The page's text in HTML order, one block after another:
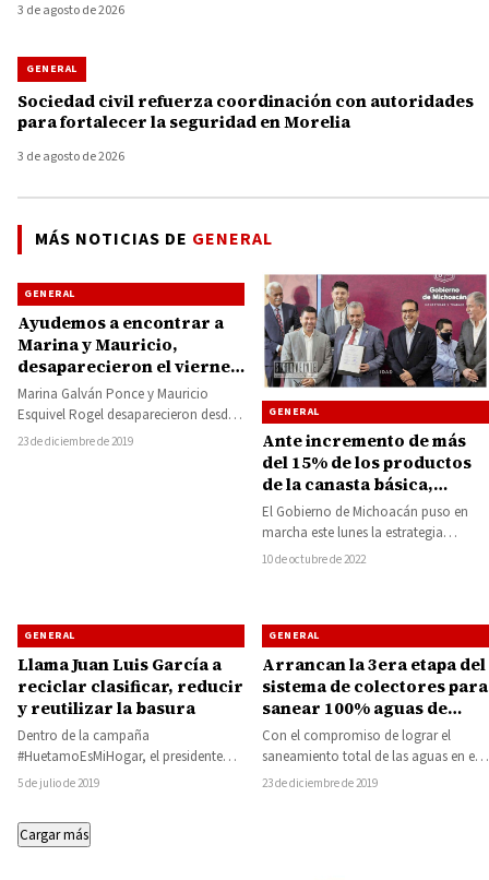
3 de agosto de 2026
GENERAL
Sociedad civil refuerza coordinación con autoridades
para fortalecer la seguridad en Morelia
3 de agosto de 2026
MÁS NOTICIAS DE GENERAL
GENERAL
Ayudemos a encontrar a
Marina y Mauricio,
desaparecieron el viernes
en Ciudad Altamirano
Marina Galván Ponce y Mauricio
Esquivel Rogel desaparecieron desde
el pasado viernes. La pareja de novios
23 de diciembre de 2019
GENERAL
Ante incremento de más
del 15% de los productos
de la canasta básica,
Alfredo Ramírez Bedolla
firmó acuerdo de
colaboración con el sector
El Gobierno de Michoacán puso en
marcha este lunes la estrategia
Michoacán sin Carestía, en un
10 de octubre de 2022
GENERAL
Llama Juan Luis García a
reciclar clasificar, reducir
y reutilizar la basura
Dentro de la campaña
#HuetamoEsMiHogar, el presidente
municipal de Huetamo Juan Luis
los…
5 de julio de 2019
GENERAL
Arrancan la 3era etapa del
sistema de colectores para
sanear 100% aguas de
Huetamo
Con el compromiso de lograr el
saneamiento total de las aguas en el
municipio de Huetamo, el
23 de diciembre de 2019
Cargar más